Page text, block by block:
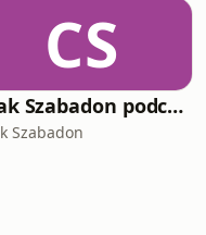
CS
Csak Szabadon podcast
Szabadon